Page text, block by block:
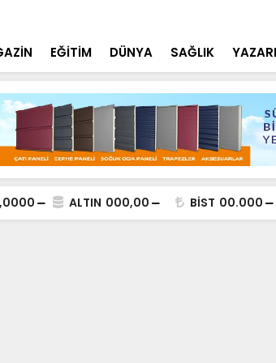
EĞİTİM DÜNYA SAĞLIK
ALTIN 000,00 BİST 00.000